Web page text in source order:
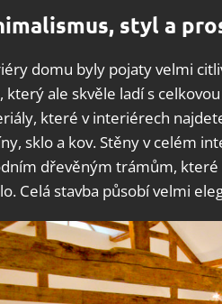
styl a
domu byly pojaty velmi
který ale skvěle ladí s
které v interiérech
sklo a kov. Stěny v celém
dřevěným trámům,
Celá stavba působí velmi